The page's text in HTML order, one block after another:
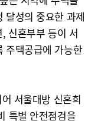
달성의 중요한 과제
신혼부부 등이 서
주택공급에 가능한
서울대방 신혼희
특별 안전점검을